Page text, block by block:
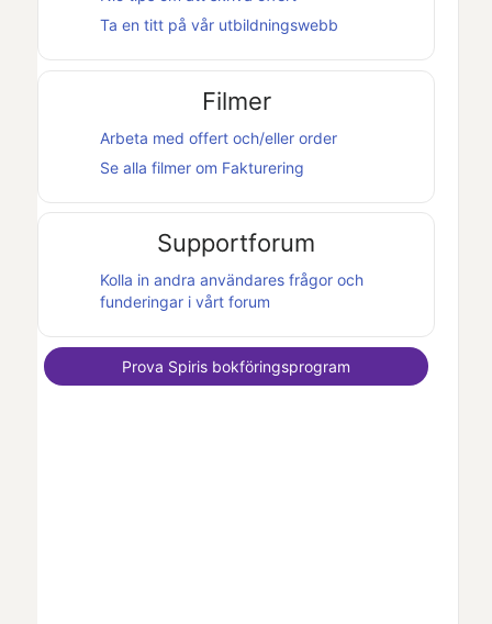
Ta en titt på vår utbildningswebb
Filmer
Arbeta med offert och/eller order
Se alla filmer om Fakturering
Supportforum
Kolla in andra användares frågor och
funderingar i vårt forum
Prova Spiris bokföringsprogram